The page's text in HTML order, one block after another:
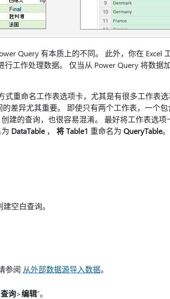
Query 有本质上的不同。 此外，你在 Excel
行工作处理数据。 仅当从 Power Query 将数据
式重命名工作表选项卡，尤其是有很多工作表
差异尤其重要。 即使只有两个工作表，一个包
创建的查询，也很容易混淆。 最好将工作表选
DataTable， 将 Table1 重命名为 QueryTable
空白查询。
参阅 从外部数据源导入数据。
查询>编辑”。